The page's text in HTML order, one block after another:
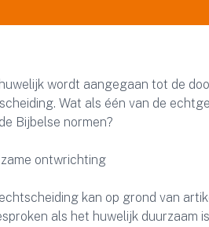
wordt aangegaan tot de
Wat als één van de
Bijbelse normen?
ontwrichting
kan op grond van
als het huwelijk duurzaam